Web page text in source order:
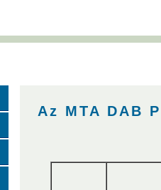
Az MTA DAB